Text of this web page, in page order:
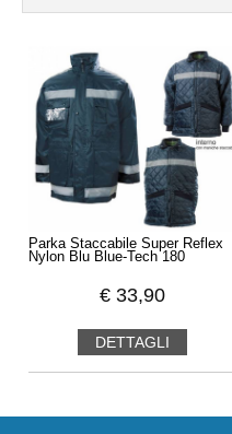
Parka Staccabile Super Reflex
Nylon Blu Blue-Tech 180
€ 33,90
DETTAGLI